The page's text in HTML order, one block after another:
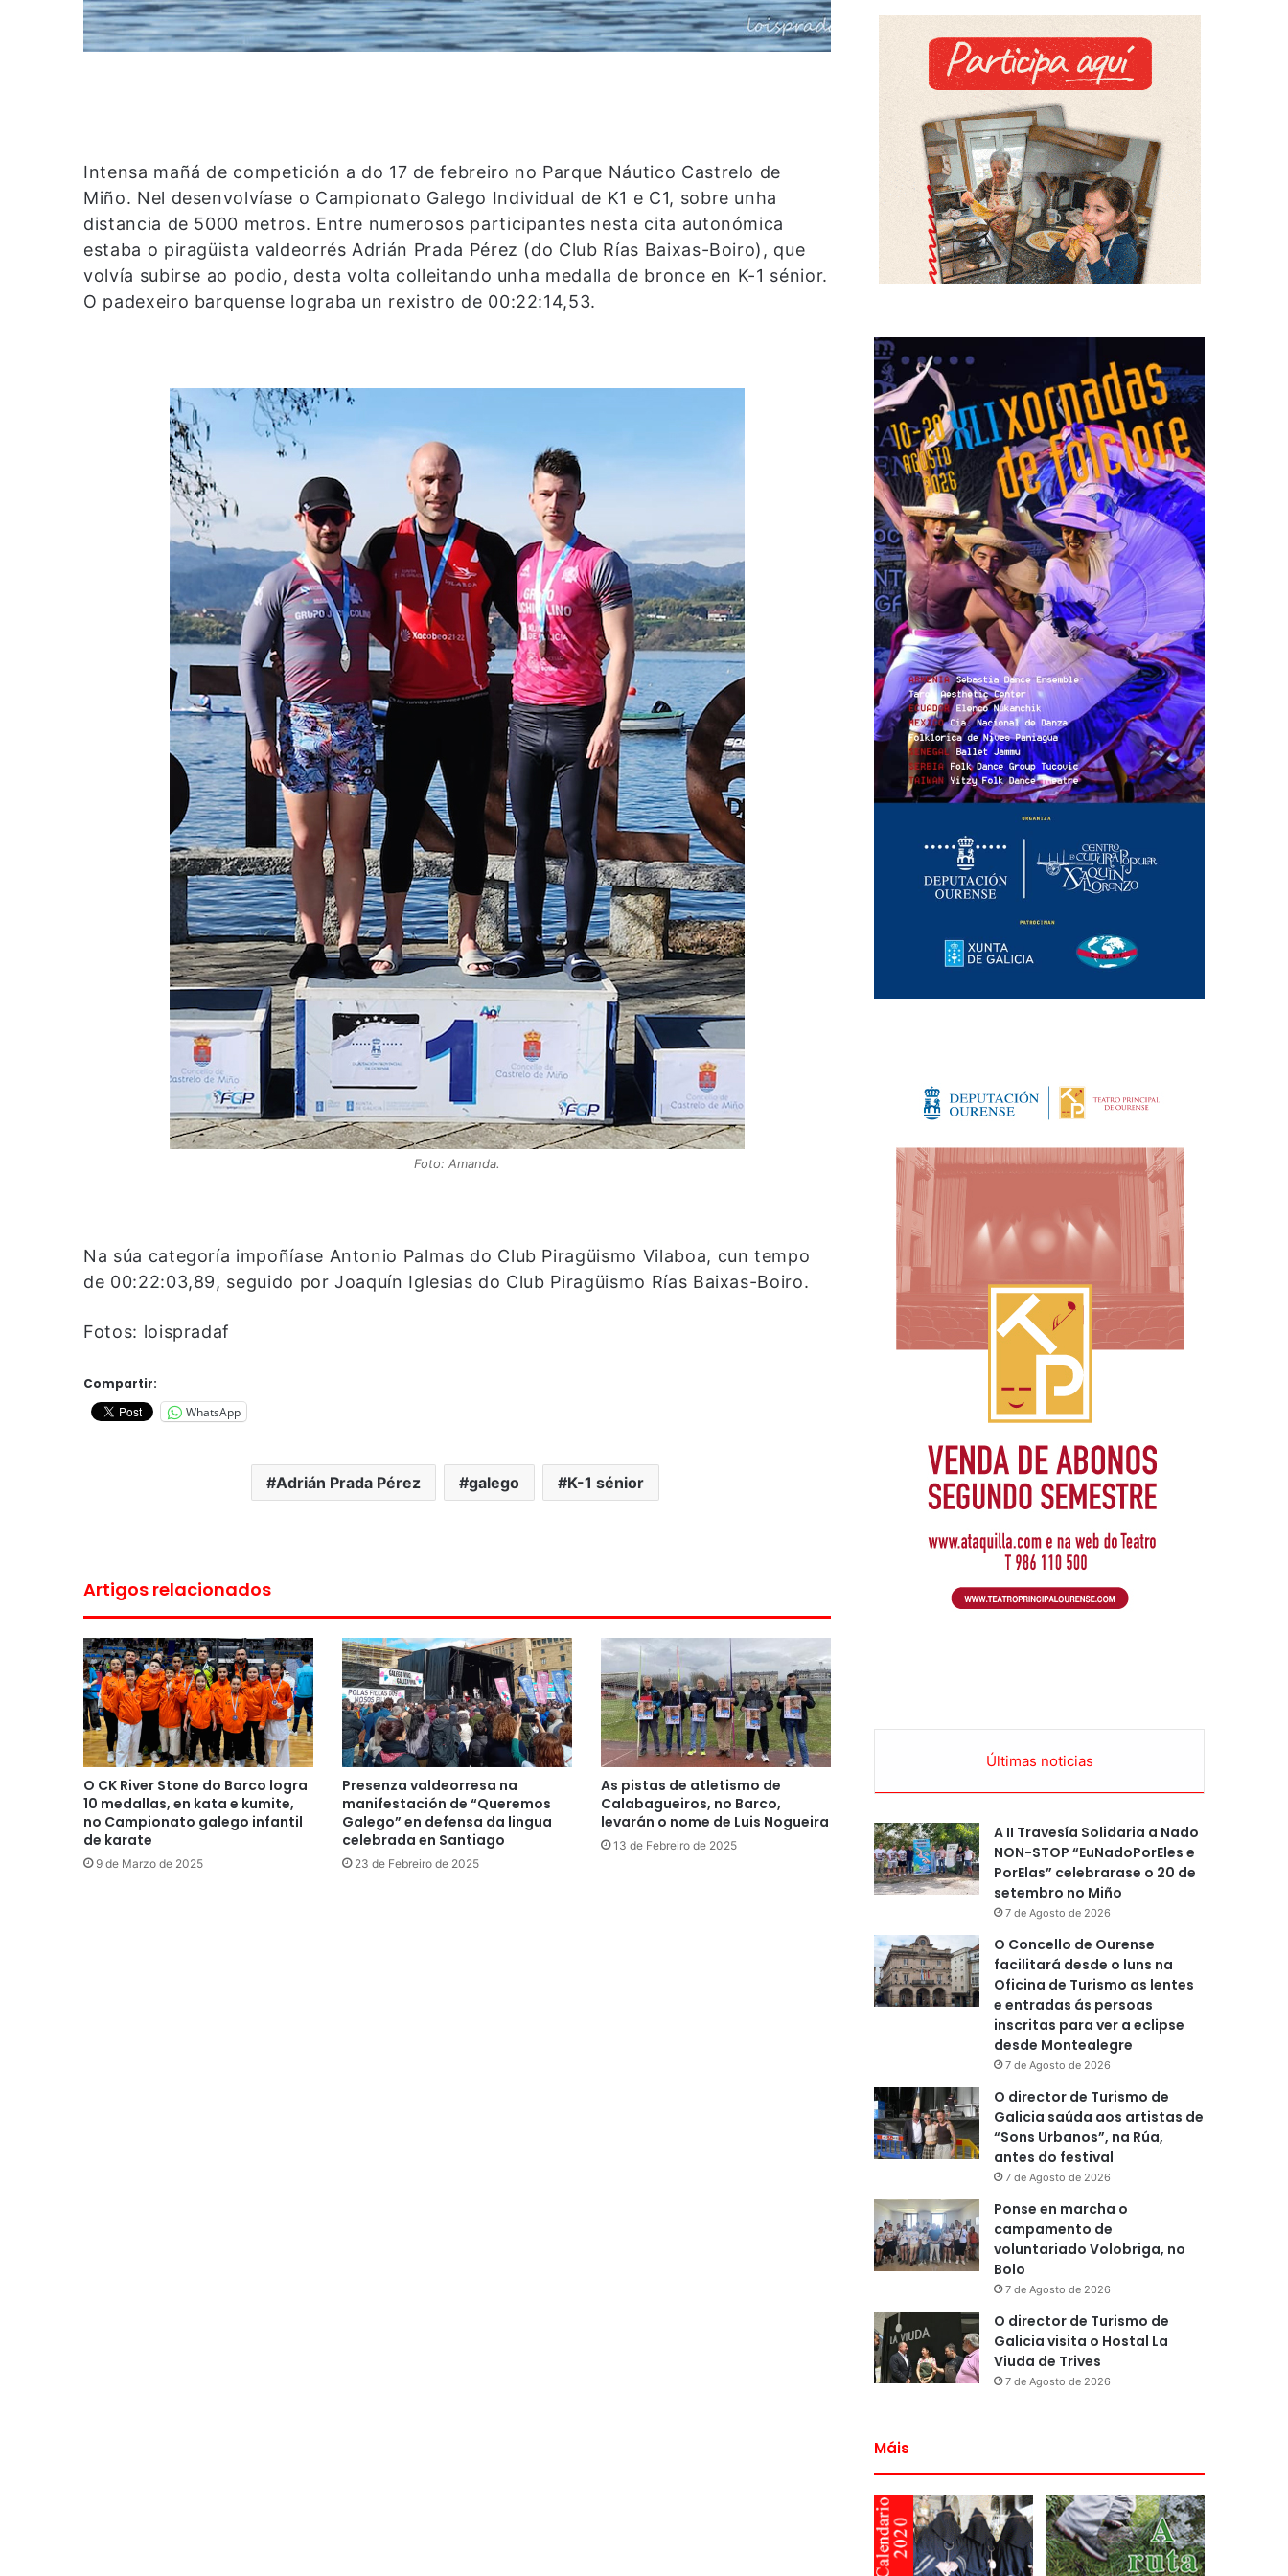
Intensa mañá de competición a do 17 de febreiro no Parque Náutico Castrelo de
Miño. Nel desenvolvíase o Campionato Galego Individual de K1 e C1, sobre unha
distancia de 5000 metros. Entre numerosos participantes nesta cita autonómica
estaba o piragüista valdeorrés Adrián Prada Pérez (do Club Rías Baixas-Boiro), que
volvía subirse ao podio, desta volta colleitando unha medalla de bronce en K-1 sénior.
O padexeiro barquense lograba un rexistro de 00:22:14,53.
Foto: Amanda.
Na súa categoría impoñíase Antonio Palmas do Club Piragüismo Vilaboa, cun tempo
de 00:22:03,89, seguido por Joaquín Iglesias do Club Piragüismo Rías Baixas-Boiro.
Fotos: loispradaf
Compartir:
WhatsApp
Adrián Prada Pérez galego K-1 sénior
Artigos relacionados
O CK River Stone do Barco logra
10 medallas, en kata e kumite,
no Campionato galego infantil
de karate
9 de Marzo de 2025
Presenza valdeorresa na
manifestación de “Queremos
Galego” en defensa da lingua
celebrada en Santiago
23 de Febreiro de 2025
As pistas de atletismo de
Calabagueiros, no Barco,
levarán o nome de Luis Nogueira
13 de Febreiro de 2025
Últimas noticias
A II Travesía Solidaria a Nado
NON-STOP “EuNadoPorEles e
PorElas” celebrarase o 20 de
setembro no Miño
7 de Agosto de 2026
O Concello de Ourense
facilitará desde o luns na
Oficina de Turismo as lentes
e entradas ás persoas
inscritas para ver a eclipse
desde Montealegre
7 de Agosto de 2026
O director de Turismo de
Galicia saúda aos artistas de
“Sons Urbanos”, na Rúa,
antes do festival
7 de Agosto de 2026
Ponse en marcha o
campamento de
voluntariado Volobriga, no
Bolo
7 de Agosto de 2026
O director de Turismo de
Galicia visita o Hostal La
Viuda de Trives
7 de Agosto de 2026
Máis